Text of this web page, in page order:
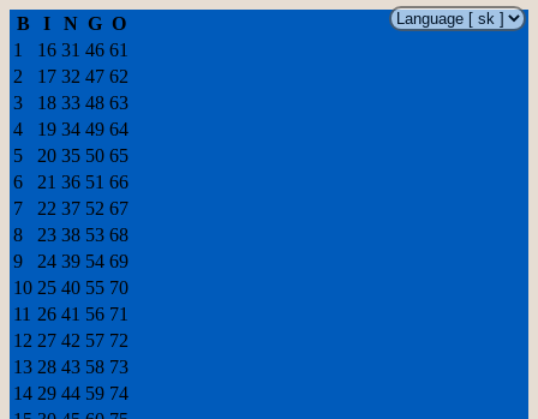
B I N G O
1
16 31 46 61
2
17 32 47 62
3
18 33 48 63
4
19 34 49 64
5
20 35 50 65
6
21 36 51 66
7
22 37 52 67
8
23 38 53 68
9
24 39 54 69
10 25 40 55 70
11 26 41 56 71
12 27 42 57 72
13 28 43 58 73
14 29 44 59 74